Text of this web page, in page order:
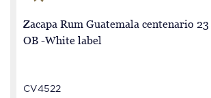
Zacapa Rum Guatemala centenario
OB -White label
CV4522